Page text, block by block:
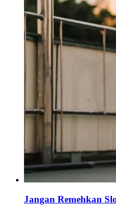
Jangan Remehkan